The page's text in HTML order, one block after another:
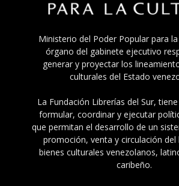
Ministerio del Poder Popular para
órgano del gabinete ejecutivo
generar y proyectar los
culturales del Estado
La Fundación Librerías del Sur,
formular, coordinar y ejecutar
que permitan el desarrollo de un
promoción, venta y circulación
bienes culturales venezolanos,
caribeño.